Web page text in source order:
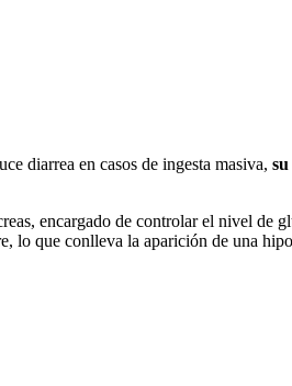
diarrea en casos de ingesta masiva,
encargado de controlar el nivel de
lo que conlleva la aparición de una